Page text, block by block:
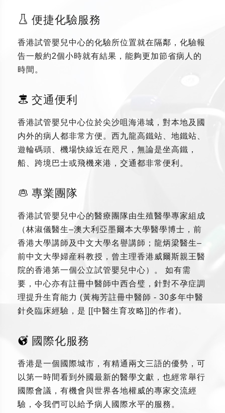
便捷化驗服務
香港試管嬰兒中心的化驗所位置就在隔鄰，化驗報
告一般約2個小時就有結果，能夠更加節省病人的
時間。
交通便利
香港試管嬰兒中心位於尖沙咀海港城，對本地及國
内外的病人都非常方便。西九龍高鐵站、地鐵站、
遊輪碼頭、機場快線近在咫尺，無論是坐高鐵，
船、跨境巴士或飛機來港，交通都非常便利。
專業團隊
香港試管嬰兒中心的醫療團隊由生殖醫學專家組成
（林淑儀醫生–澳大利亞墨爾本大學醫學博士，前
香港大學講師及中文大學名譽講師；龍炳梁醫生–
前中文大學婦産科教授，曾主理香港威爾斯親王醫
院的香港第一個公立試管嬰兒中心）。 如有需
要，中心亦有註冊中醫師中西合璧，針對不孕症調
理提升生育能力 (黃梅芳註冊中醫師 - 30多年中醫
針灸臨床經驗，是 [[中醫生育攻略]]的作者)。
國際化服務
香港是一個國際城市，有精通兩文三語的優勢，可
以第一時間看到外國最新的醫學文獻，也經常舉行
國際會議，有機會與世界各地權威的專家交流經
驗，令我們可以給予病人國際水平的服務。